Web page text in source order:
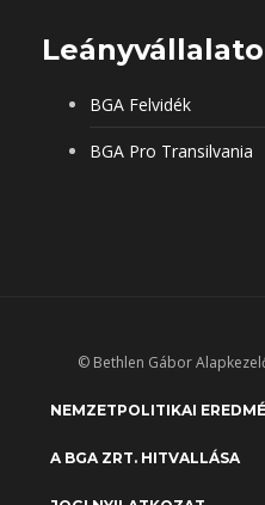
BGA Felvidék
BGA Pro Transilvania
© Bethlen Gábor
NEMZETPOLITIKAI
A BGA ZRT. HITVALLÁSA